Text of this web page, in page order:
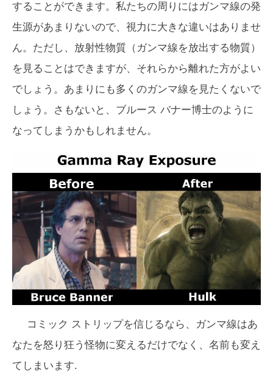
することができます。私たちの周りにはガンマ線の発
生源があまりないので、視力に大きな違いはありませ
ん。ただし、放射性物質（ガンマ線を放出する物質）
を見ることはできますが、それらから離れた方がよい
でしょう。あまりにも多くのガンマ線を見たくないで
しょう。さもないと、ブルース バナー博士のように
なってしまうかもしれません。
コミック ストリップを信じるなら、ガンマ線はあ
なたを怒り狂う怪物に変えるだけでなく、名前も変え
てしまいます.